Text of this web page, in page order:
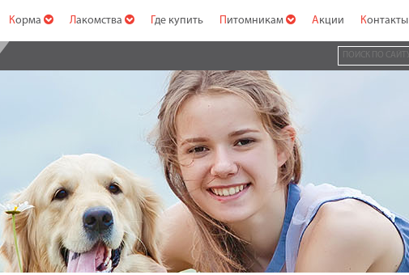
Корма Лакомства Где купить Питомникам Акции Контакты